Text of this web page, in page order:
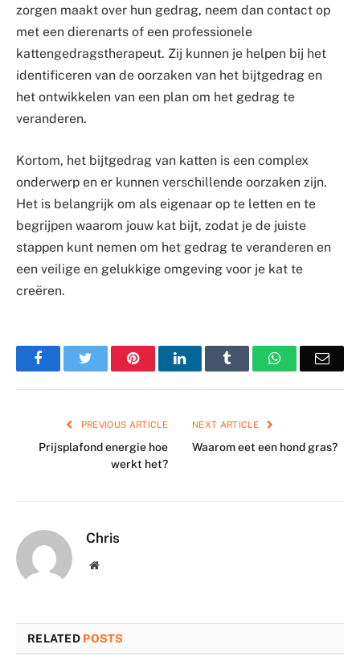
zorgen maakt over hun gedrag, neem dan contact op
met een dierenarts of een professionele
kattengedragstherapeut. Zij kunnen je helpen bij het
identificeren van de oorzaken van het bijtgedrag en
het ontwikkelen van een plan om het gedrag te
veranderen.
Kortom, het bijtgedrag van katten is een complex
onderwerp en er kunnen verschillende oorzaken zijn.
Het is belangrijk om als eigenaar op te letten en te
begrijpen waarom jouw kat bijt, zodat je de juiste
stappen kunt nemen om het gedrag te veranderen en
een veilige en gelukkige omgeving voor je kat te
creëren.
FacebookTwitter PinterestLinkedIn Tumblr WhatsApp
PREVIOUS ARTICLE
Prijsplafond energie hoe
werkt het?
NEXT ARTICLE
Waarom eet een hond gras?
Chris
Website
RELATED POSTS